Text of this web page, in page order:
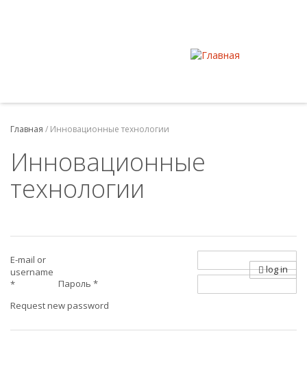
Главная / Инновационные технологии
Инновационные
технологии
E-mail or
username
*
Пароль *
Request new password
log in